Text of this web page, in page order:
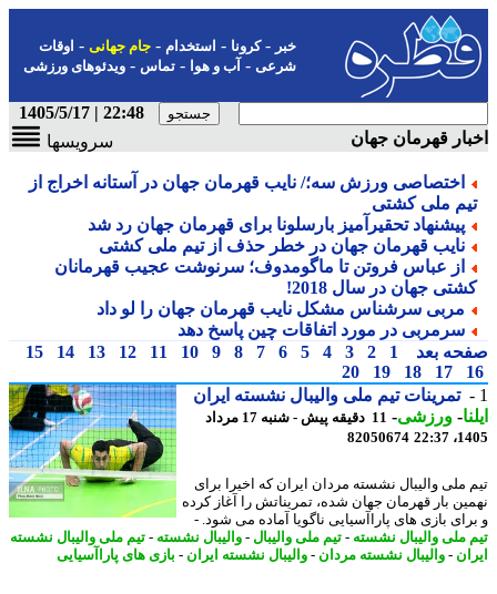
-کرونا-استخدام- جام جهانی-اوقات
شرعی-آب و هوا-تماس-ویدئوهای ورزشی
22:48 | 1405/5/17
قهرمان جهان
سرویسها
اختصاصی ورزش سه؛/ نایب قهرمان جهان در آستانه اخراج از
ملی کشتی
پیشنهاد تحقیرآمیز بارسلونا برای قهرمان جهان رد شد
نایب قهرمان جهان در خطر حذف از تیم ملی کشتی
از عباس فروتن تا ماگومدوف؛ سرنوشت عجیب قهرمانان
جهان در سال 2018!
مربی سرشناس مشکل نایب قهرمان جهان را لو داد
سرمربی در مورد اتفاقات چین پاسخ دهد
بعد
1
2
3
4
5
6
7
8
9
10
11
12
13
14
15
17
18
19
20
تمرینات تیم ملی والیبال نشسته ایران
-ورزشی-
11 دقیقه پیش - شنبه 17 مرداد
82050674
ملی والیبال نشسته مردان ایران که اخیرا برای
بار قهرمان جهان شده، تمریناتش را آغاز کرده
بازی های پاراآسیایی ناگویا آماده می شود. -
ملی والیبال نشسته-تیم ملی والیبال-والیبال نشسته-تیم ملی والیبال نشسته
- والیبال نشسته مردان - والیبال نشسته ایران - بازی های پاراآسیایی